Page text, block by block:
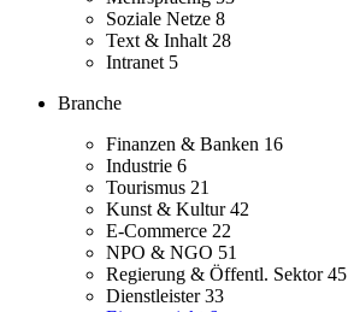
Soziale Netze 8
Text & Inhalt 28
Intranet 5
Branche
Finanzen & Banken 16
Industrie 6
Tourismus 21
Kunst & Kultur42
E-Commerce 22
NPO & NGO 51
Regierung & Öffentl. Sektor45
Dienstleister33